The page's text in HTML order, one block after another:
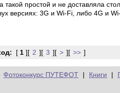
простой и не доставляла
версиях: 3G и Wi-Fi, либо 4G и
[ 1 ][ 2 ][ 3 ][ > ][ >> ]
Фотоконкурс ПУТЕФОТ | Книги |